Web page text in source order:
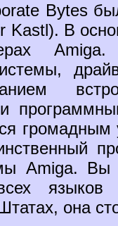
Bytes
Kastl). В
громадным
Amiga. Вы
она